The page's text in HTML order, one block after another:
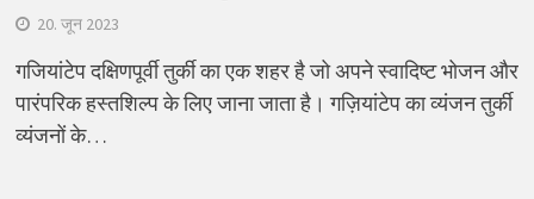
20. जून 2023
गजियांटेप दक्षिणपूर्वी तुर्की का एक शहर है जो अपने स्वादिष्ट भोजन और
पारंपरिक हस्तशिल्प के लिए जाना जाता है। गज़ियांटेप का व्यंजन तुर्की
व्यंजनों के…